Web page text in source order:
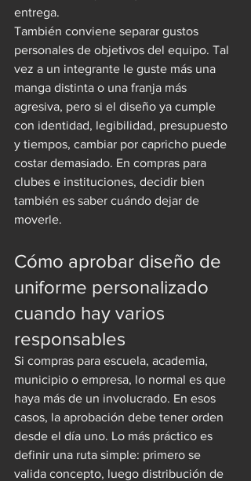
entrega.
También conviene separar gustos
personales de objetivos del equipo. Tal
vez a un integrante le guste más una
manga distinta o una franja más
agresiva, pero si el diseño ya cumple
con identidad, legibilidad, presupuesto
y tiempos, cambiar por capricho puede
costar demasiado. En compras para
clubes e instituciones, decidir bien
también es saber cuándo dejar de
moverle.
Cómo aprobar diseño de
uniforme personalizado
cuando hay varios
responsables
Si compras para escuela, academia,
municipio o empresa, lo normal es que
haya más de un involucrado. En esos
casos, la aprobación debe tener orden
desde el día uno. Lo más práctico es
definir una ruta simple: primero se
valida concepto, luego distribución de